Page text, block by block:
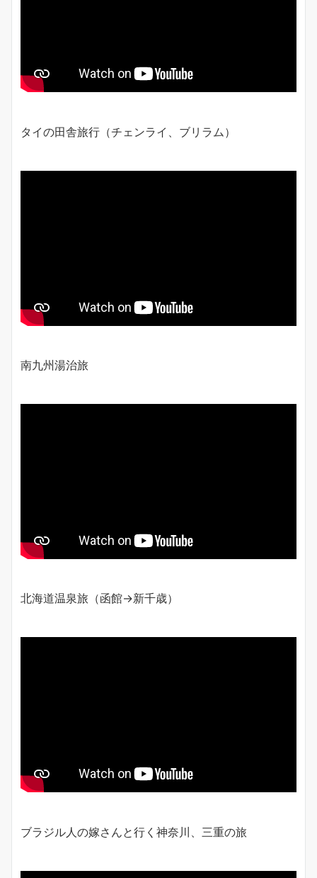
タイの田舎旅行（チェンライ、ブリラム）
南九州湯治旅
北海道温泉旅（函館→新千歳）
ブラジル人の嫁さんと行く神奈川、三重の旅